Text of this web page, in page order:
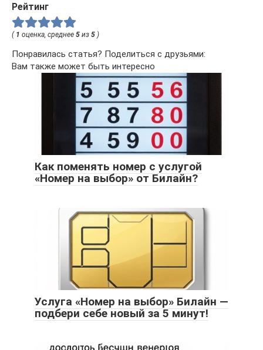
Рейтинг
( 1 оценка, среднее 5 из 5 )
Понравилась статья? Поделиться с друзьями:
Вам также может быть интересно
Как поменять номер с услугой
«Номер на выбор» от Билайн?
Услуга «Номер на выбор» Билайн —
подбери себе новый за 5 минут!